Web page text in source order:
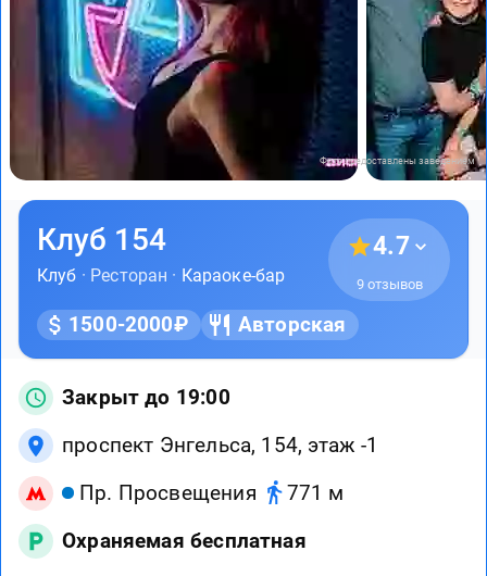
Фото предоставлены заведением
Клуб 154
Клуб · Ресторан · Караоке-бар
4.7
9 отзывов
1500-2000₽ Авторская
Закрыт до 19:00
проспект Энгельса, 154, этаж -1
Пр. Просвещения
771 м
Охраняемая бесплатная